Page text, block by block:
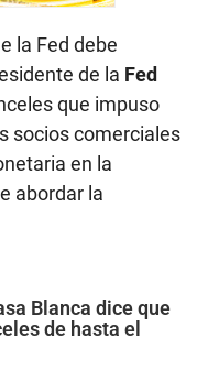
la Fed debe
de la Fed
que impuso
socios comerciales
en la
abordar la
Blanca dice que
de hasta el